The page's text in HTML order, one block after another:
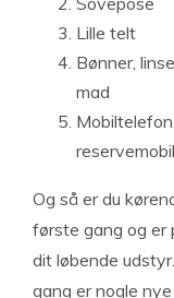
Lille telt
Bønner,
mad
Og så er du
første gang og er
dit løbende
gang er nogle